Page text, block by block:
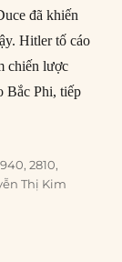
đã khiến
Hitler tố cáo
chiến lược
Bắc Phi, tiếp
1940: Ý xâm lược
,2810,
Thị Kim